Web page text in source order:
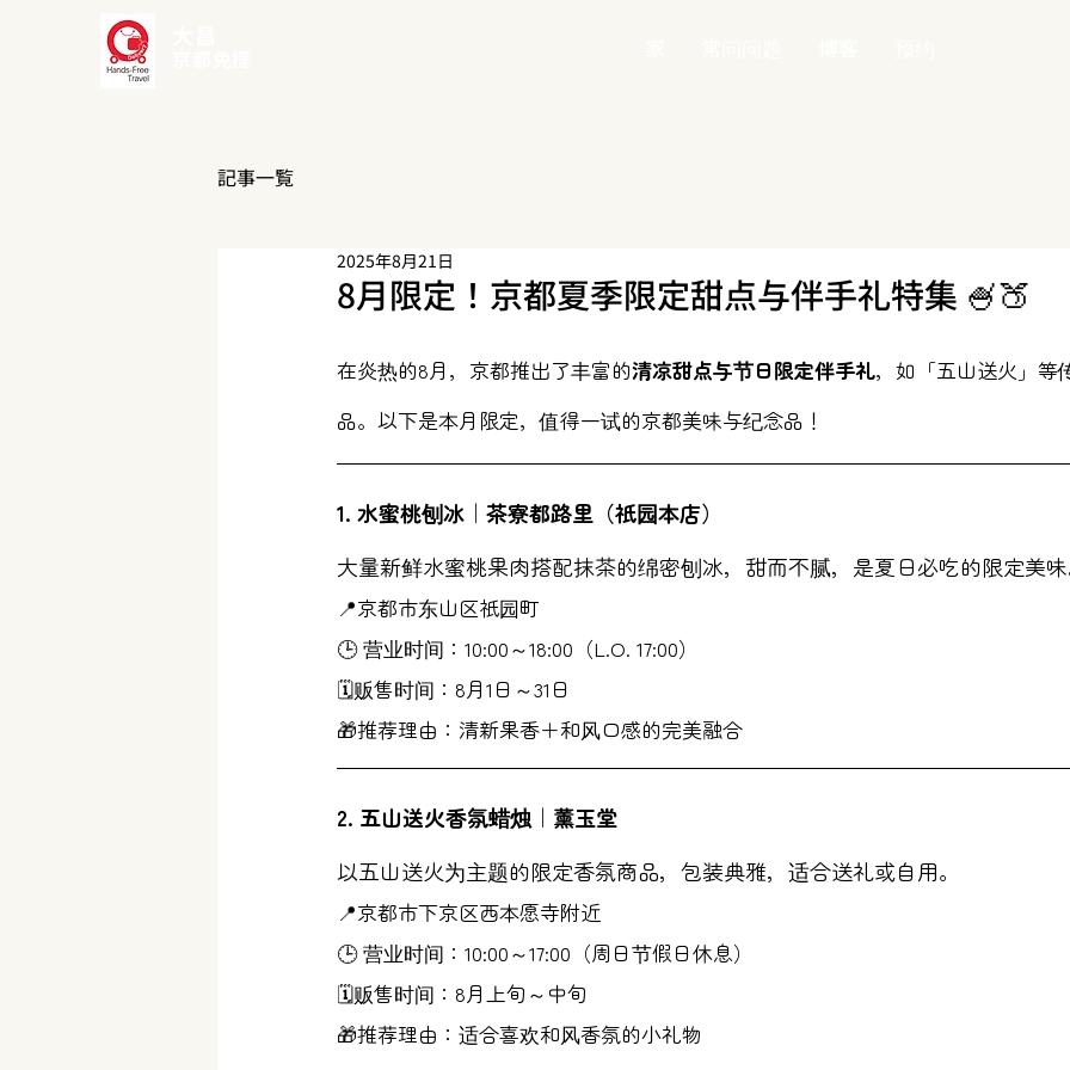
記事一覧
8月限定！京都夏季限定甜点与伴手礼特集 🍧🍑
2025年8月21日
在炎热的8月，京都推出了丰富的清凉甜点与节日限定伴手礼，如「五山送火」等
品。以下是本月限定，值得一试的京都美味与纪念品！
1. 水蜜桃刨冰｜茶寮都路里（祇园本店）
大量新鲜水蜜桃果肉搭配抹茶的绵密刨冰，甜而不腻，是夏日必吃的限定美
📍京都市东山区祇园町
🕒 营业时间：10:00～18:00（L.O. 17:00）
🗓贩售时间：8月1日～31日
🎁推荐理由：清新果香＋和风口感的完美融合
2. 五山送火香氛蜡烛｜薰玉堂
以五山送火为主题的限定香氛商品，包装典雅，适合送礼或自用。
📍京都市下京区西本愿寺附近
🕒 营业时间：10:00～17:00（周日节假日休息）
🗓贩售时间：8月上旬～中旬
🎁推荐理由：适合喜欢和风香氛的小礼物